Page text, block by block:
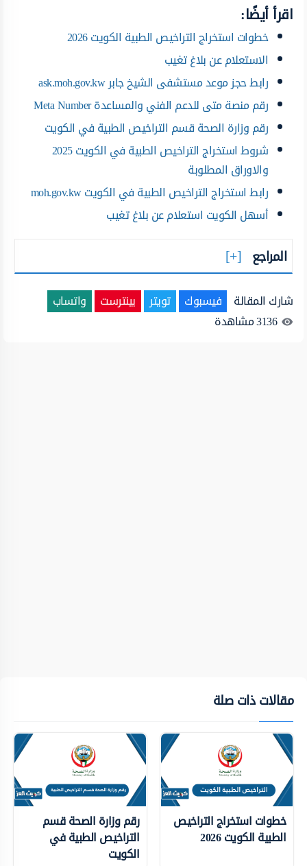
اقرأ أيضًا:
خطوات استخراج التراخيص الطبية الكويت 2026
الاستعلام عن بلاغ تغيب
رابط حجز موعد مستشفى الشيخ جابر ask.moh.gov.kw
رقم منصة متى للدعم الفني والمساعدة Meta Number
رقم وزارة الصحة قسم التراخيص الطبية في الكويت
شروط استخراج التراخيص الطبية في الكويت 2025
والاوراق المطلوبة
رابط استخراج التراخيص الطبية في الكويت moh.gov.kw
أسهل الكويت استعلام عن بلاغ تغيب
المراجع
شارك المقالة فيسبوك تويتر بينترست
واتساب
3136مشاهدة
مقالات ذات صلة
خطوات استخراج التراخيص
الطبية الكويت 2026
رقم وزارة الصحة قسم
التراخيص الطبية في
الكويت